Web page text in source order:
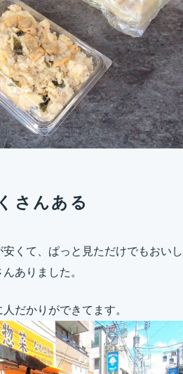
さんある
くて、ぱっと見ただけでもおいし
ありました。
だかりができてます。